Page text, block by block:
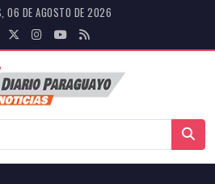
06 DE AGOSTO DE 2026